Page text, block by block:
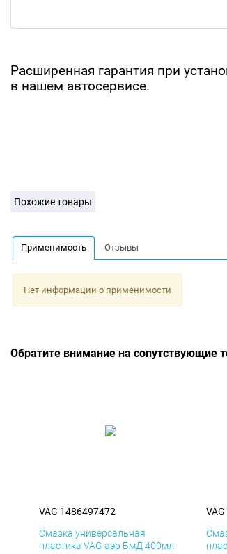
Расширенная гарантия при
в нашем автосервисе.
Похожие товары
Применимость Отзывы
Нет информации о применимости
Обратите внимание на сопутствующие
VAG 1486497472
Смазка универсальная
пластика VAG аэр БмД 400мл